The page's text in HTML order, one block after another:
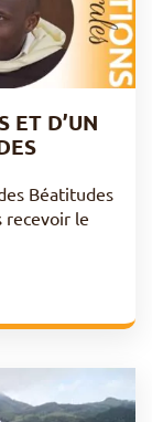
ET D’UN
Béatitudes
recevoir le